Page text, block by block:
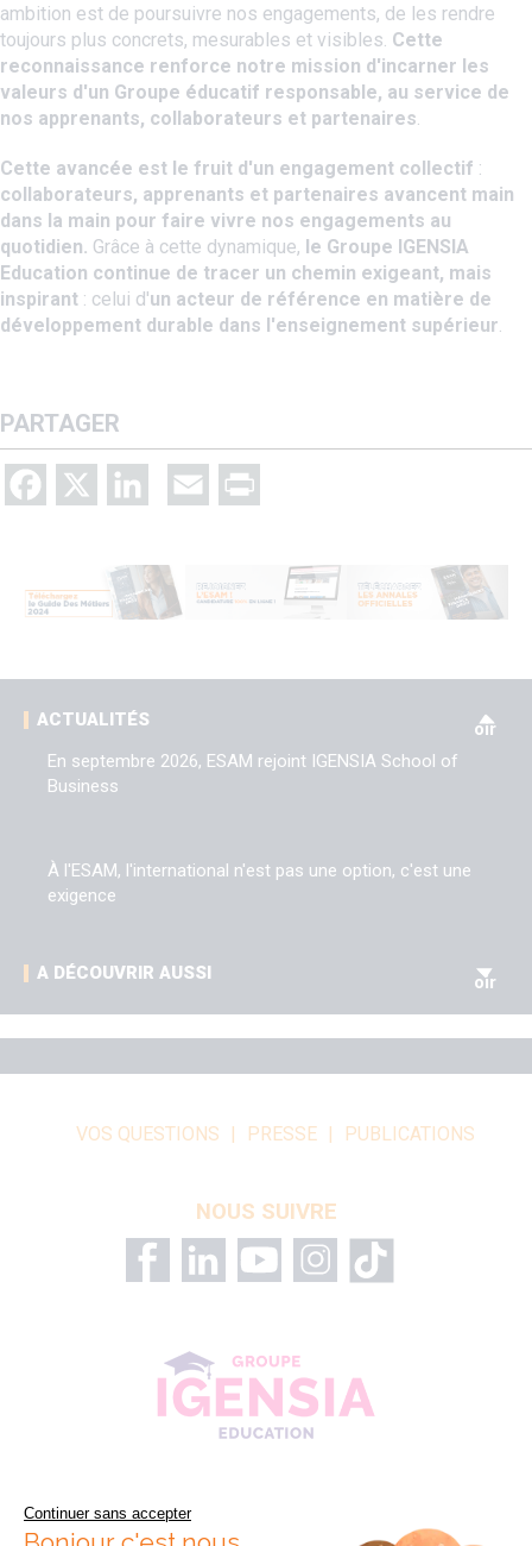
ambition est de poursuivre nos engagements, de les rendre
toujours plus concrets, mesurables et visibles. Cette
reconnaissance renforce notre mission d'incarner les
valeurs d'un Groupe éducatif responsable, au service de
nos apprenants, collaborateurs et partenaires.
Cette avancée est le fruit d'un engagement collectif :
collaborateurs, apprenants et partenaires avancent main
dans la main pour faire vivre nos engagements au
quotidien. Grâce à cette dynamique, le Groupe IGENSIA
Education continue de tracer un chemin exigeant, mais
inspirant : celui d'un acteur de référence en matière de
développement durable dans l'enseignement supérieur.
PARTAGER
Facebook LinkedIn Email
ACTUALITÉS
oir
En septembre 2026, ESAM rejoint IGENSIA School of
Business
À l'ESAM, l'international n'est pas une option, c'est une
exigence
A DÉCOUVRIR AUSSI
oir
VOS QUESTIONS PRESSE PUBLICATIONS
NOUS SUIVRE
Continuer sans accepter